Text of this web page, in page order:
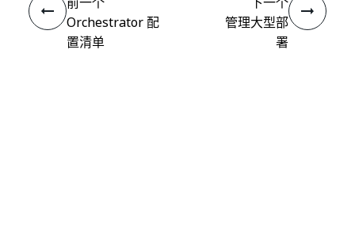
Orchestrator 配
置清单
管理大型部
署